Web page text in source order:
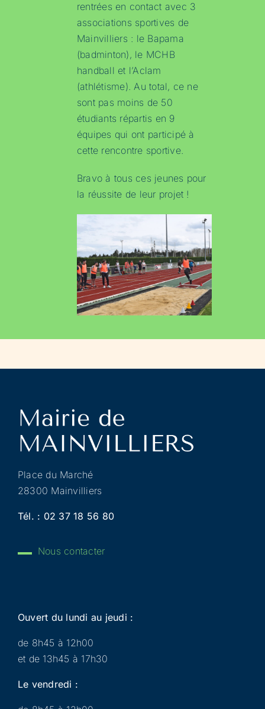
rentrées en contact avec 3
associations sportives de
Mainvilliers : le Bapama
(badminton), le MCHB
handball et l’Aclam
(athlétisme). Au total, ce ne
sont pas moins de 50
étudiants répartis en 9
équipes qui ont participé à
cette rencontre sportive.
Bravo à tous ces jeunes pour
la réussite de leur projet !
Place du Marché
28300 Mainvilliers
Tél. : 02 37 18 56 80
Nous contacter
Ouvert du lundi au jeudi :
de 8h45 à 12h00
et de 13h45 à 17h30
Le vendredi :